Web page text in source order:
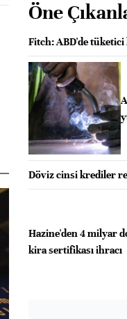
Öne
Fitch: ABD'de tüketici
Döviz cinsi krediler
Hazine'den 4 milyar
kira sertifikası ihracı